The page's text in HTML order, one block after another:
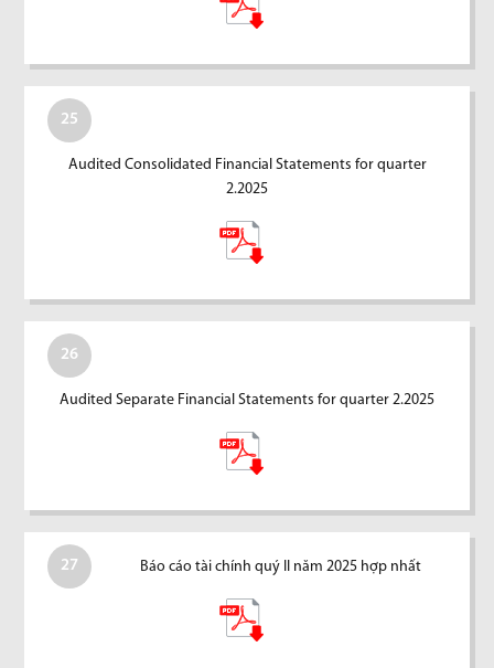
25
Audited Consolidated Financial Statements for quarter
2.2025
26
Audited Separate Financial Statements for quarter 2.2025
27 Báo cáo tài chính quý II năm 2025 hợp nhất